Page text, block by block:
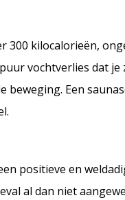
kilocalorieën,
vochtverlies dat
beweging. Een
positieve en
al dan niet